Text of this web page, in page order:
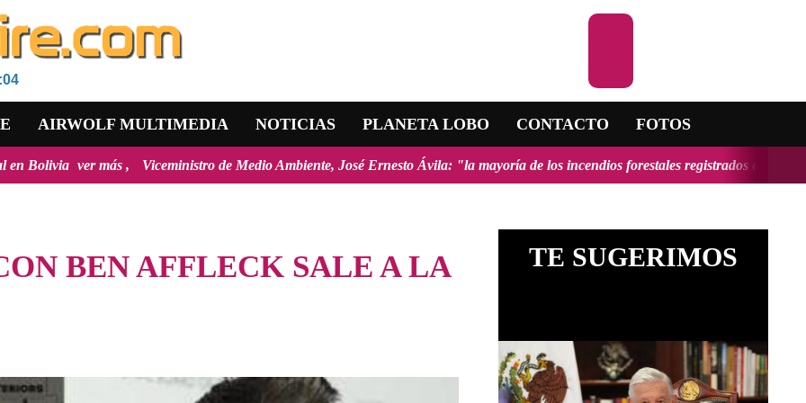
AIRWOLF MULTIMEDIA NOTICIAS PLANETA LOBO CONTACTO FOTOS
más Viceministro de Medio Ambiente, José Ernesto Ávila: "la mayoría de los incendios forestales registrados en el país fueron
BEN AFFLECK SALE A LA
TE SUGERIMOS